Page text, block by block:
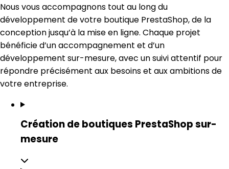
Nous vous accompagnons tout au long du
développement de votre boutique PrestaShop, de la
conception jusqu’à la mise en ligne. Chaque projet
bénéficie d’unaccompagnement et d’un
développement sur-mesure, avec un suivi attentif pour
répondre précisément aux besoins et aux ambitions de
votre entreprise.
Création de boutiques PrestaShop sur-
mesure